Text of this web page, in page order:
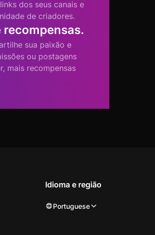
dos seus canais e
de criadores.
sua paixão e
ou postagens
mais recompensas
Idioma e região
Portuguese